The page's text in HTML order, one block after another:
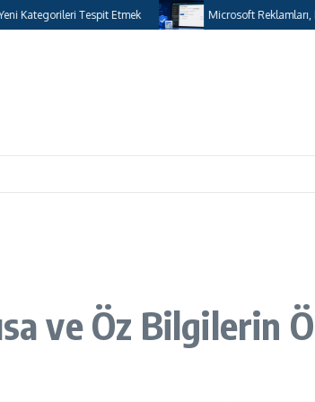
Tespit Etmek Microsoft Reklamları, Hedef
ve Öz Bilgilerin